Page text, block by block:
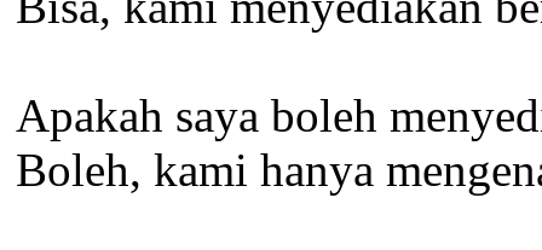
Apakah saya boleh
Boleh, kami hanya